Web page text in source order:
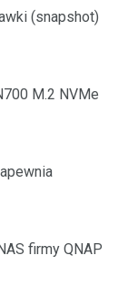
(snapshot)
M.2 NVMe
firmy QNAP